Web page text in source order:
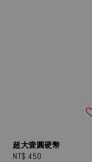
超大壹圓硬幣
Regular
NT$ 450